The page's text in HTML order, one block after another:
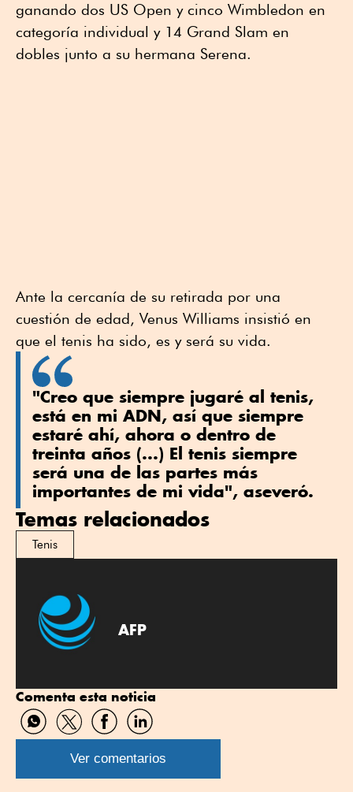
ganando dos US Open y cinco Wimbledon en
categoría individual y 14 Grand Slam en
dobles junto a su hermana Serena.
Ante la cercanía de su retirada por una
cuestión de edad, Venus Williams insistió en
que el tenis ha sido, es y será su vida.
"Creo que siempre jugaré al tenis,
está en mi ADN, así que siempre
estaré ahí, ahora o dentro de
treinta años (...) El tenis siempre
será una de las partes más
importantes de mi vida", aseveró.
Temas relacionados
Tenis
AFP
Comenta esta noticia
Compartir
por
WhatsApp
Compartir
por
Twitter
Compartir
por
Facebook
Compartir
por
Linkedin
Ver comentarios